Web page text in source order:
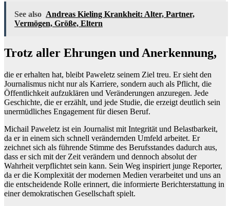
See also Andreas Kieling Krankheit: Alter, Partner,
Vermögen, Größe, Eltern
Trotz aller Ehrungen und Anerkennung,
die er erhalten hat, bleibt Paweletz seinem Ziel treu. Er sieht den
Journalismus nicht nur als Karriere, sondern auch als Pflicht, die
Öffentlichkeit aufzuklären und Veränderungen anzuregen. Jede
Geschichte, die er erzählt, und jede Studie, die erzeigt deutlich sein
unermüdliches Engagement für diesen Beruf.
Michail Paweletz ist ein Journalist mit Integrität und Belastbarkeit,
da er in einem sich schnell verändernden Umfeld arbeitet. Er
zeichnet sich als führende Stimme des Berufsstandes dadurch aus,
dass er sich mit der Zeit verändern und dennoch absolut der
Wahrheit verpflichtet sein kann. Sein Weg inspiriert junge Reporter,
da er die Komplexität der modernen Medien verarbeitet und uns an
die entscheidende Rolle erinnert, die informierte Berichterstattung in
einer demokratischen Gesellschaft spielt.